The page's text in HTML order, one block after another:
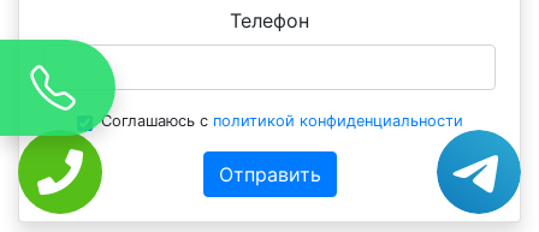
Телефон
Соглашаюсь с политикой конфиденциальности
Отправить